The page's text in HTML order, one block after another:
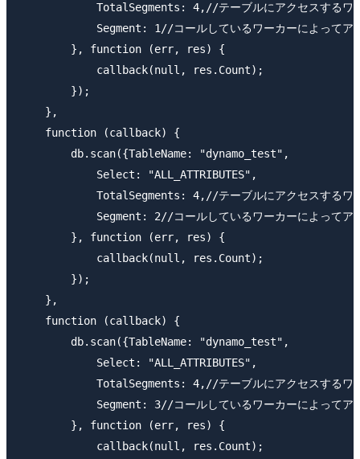
TotalSegments: 4,//テーブルにアクセスするワ
Segment: 1//コールしているワーカーによってア
        }, function (err, res) {
            callback(null, res.Count);
        });
    },
    function (callback) {
        db.scan({TableName: "dynamo_test",
            Select: "ALL_ATTRIBUTES",
TotalSegments: 4,//テーブルにアクセスするワ
Segment: 2//コールしているワーカーによってア
        }, function (err, res) {
            callback(null, res.Count);
        });
    },
    function (callback) {
        db.scan({TableName: "dynamo_test",
            Select: "ALL_ATTRIBUTES",
TotalSegments: 4,//テーブルにアクセスするワ
Segment: 3//コールしているワーカーによってア
        }, function (err, res) {
            callback(null, res.Count);